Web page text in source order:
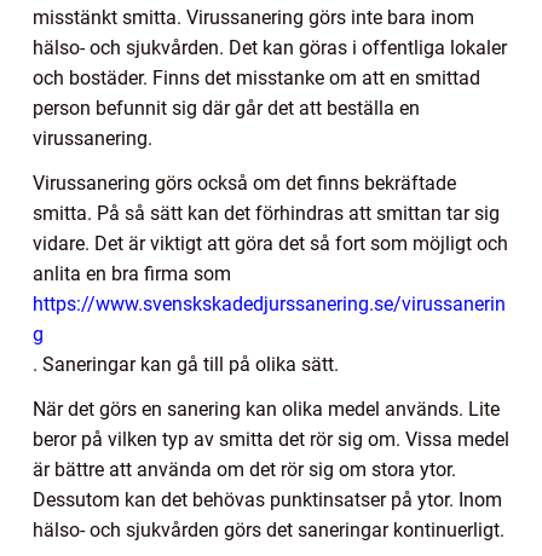
misstänkt smitta. Virussanering görs inte bara inom
hälso- och sjukvården. Det kan göras i offentliga lokaler
och bostäder. Finns det misstanke om att en smittad
person befunnit sig där går det att beställa en
virussanering.
Virussanering görs också om det finns bekräftade
smitta. På så sätt kan det förhindras att smittan tar sig
vidare. Det är viktigt att göra det så fort som möjligt och
anlita en bra firma som
https://www.svenskskadedjurssanering.se/virussanerin
g
. Saneringar kan gå till på olika sätt.
När det görs en sanering kan olika medel används. Lite
beror på vilken typ av smitta det rör sig om. Vissa medel
är bättre att använda om det rör sig om stora ytor.
Dessutom kan det behövas punktinsatser på ytor. Inom
hälso- och sjukvården görs det saneringar kontinuerligt.